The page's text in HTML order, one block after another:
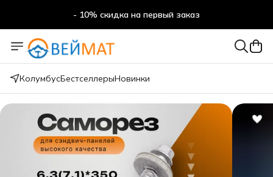
- 10% скидка на первый заказ
- 10% скидка на первый заказ
КолумбусБестселлерыНовинки